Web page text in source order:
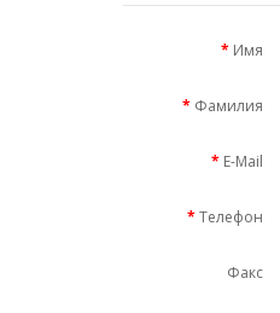
Имя
Фамилия
E-Mail
Телефон
Факс